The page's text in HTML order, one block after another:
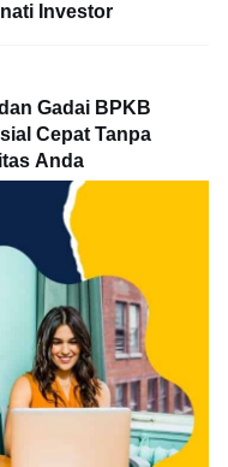
Investor
Gadai BPKB
Cepat Tanpa
Anda